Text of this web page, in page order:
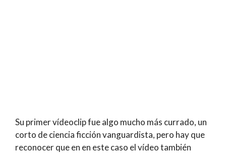
Su primer vídeoclip fue algo mucho más currado, un
corto de ciencia ficción vanguardista, pero hay que
reconocer que en en este caso el vídeo también